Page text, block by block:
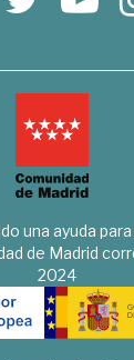
una ayuda
de Madrid
2024